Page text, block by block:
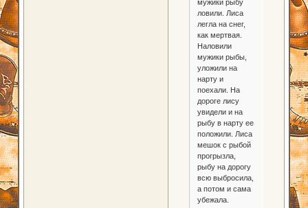
мужики рыбу
ловили. Лиса
легла на снег,
как мертвая.
Наловили
мужики рыбы,
уложили на
нарту и
поехали. На
дороге лису
увидели и на
рыбу в нарту ее
положили. Лиса
мешок с рыбой
прогрызла,
рыбу на дорогу
всю выбросила,
а потом и сама
убежала.